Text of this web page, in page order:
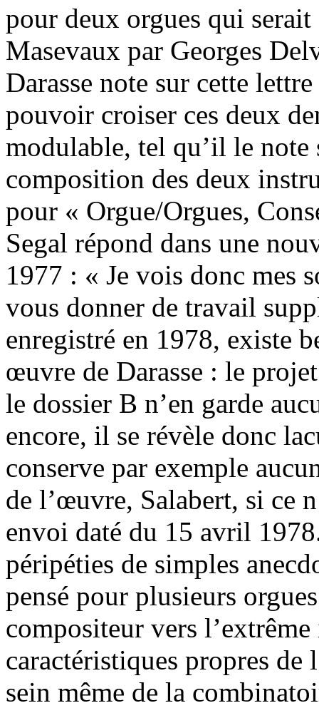
pour deux orgues qui
Masevaux par Georges
Darasse note sur cette
pouvoir croiser ces deux
modulable, tel qu’il le
composition des deux
pour « Orgue/Orgues,
Segal répond dans une
1977 : « Je vois donc mes
vous donner de travail
enregistré en 1978, existe
œuvre de Darasse : le
le dossier B n’en garde
encore, il se révèle donc
conserve par exemple
de l’œuvre, Salabert, si ce
envoi daté du 15 avril
péripéties de simples
pensé pour plusieurs
compositeur vers
caractéristiques propres
sein même de la